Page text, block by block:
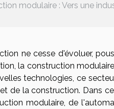
modulaire : Vers une
ne cesse d'évoluer,
la construction
technologies, ce
de la construction. Dans
modulaire, de